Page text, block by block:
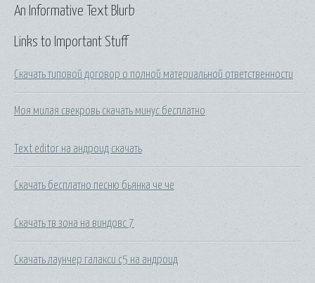
Links to Important Stuff
Скачать типовой договор о полной материальной ответственности
Моя милая свекровь скачать минус бесплатно
Text editor на андроид скачать
Скачать бесплатно песню бьянка че че
Скачать тв зона на виндовс 7
Скачать лаунчер галакси с5 на андроид
An Informative Text Blurb